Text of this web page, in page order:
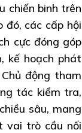
chiến binh trên
các cấp hội
cực đóng góp
kế hoạch phát
động tham
tác kiểm tra,
sâu, mang
vai trò cầu nối